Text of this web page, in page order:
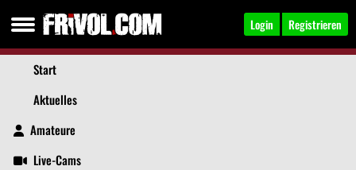
Login Registrieren
Start
Aktuelles
Amateure
Live-Cams